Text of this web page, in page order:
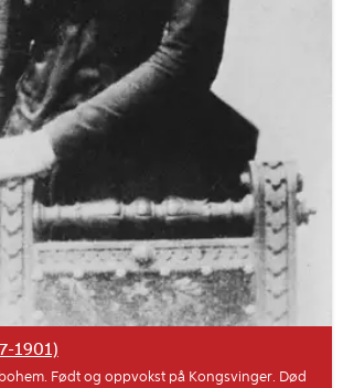
1901)
Født og oppvokst på Kongsvinger. Død